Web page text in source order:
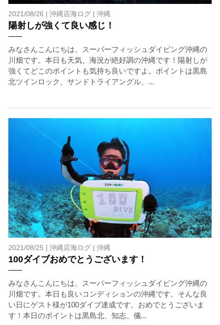
2021/08/26 | 沖縄店海ログ| 沖縄
陽射しが強くて良い感じ！
みなさんこんにちは、スーパーフィッシュダイビング沖縄の
川畑です。本日も天気、海況が絶好調の沖縄です！陽射しが
強くてどこのポイントも気持ち良いですよ。ポイントは黒島
北ツインロック、サンドトライアングル、...
2021/08/25 | 沖縄店海ログ| 沖縄
100ダイブおめでとうございます！
みなさんこんにちは、スーパーフィッシュダイビング沖縄の
川畑です。本日も良いコンディションの沖縄です。そんな良
い日にゲスト様が100ダイブ達成です。おめでとうございま
す！本日のポイントは黒島北、知志、儀...
5.海況について
沖縄の1月～3月は、季節的に海が穏やかな日は多くあり
ません。そのため、多少の波やうねりがある中でスノー
ケリングを行う場合が多くなります。泳力や体力に自信
のない方、また船酔いしやすい方は、ご自身で事前に十
分な対策をお願いいたします。
6.参加条件
ツアー中に、スノーケリングやスキンダイビングの技術
た場合には、参加をお断りする場合があります。スキン
ダイビングの経験が浅い方については、条件付きでのご
案内となる場合があります。その際のご返金には応じか
ねますので、あらかじめご了承ください。これまでの経
験については当日ご申告いただきますので、ご不安のあ
る方は事前にご相談ください。
7.器材やスーツのレンタル
ホエールスイム参加時に使用する器材やスーツのレンタ
ルをご希望の方は、事前にお申し出ください。
承諾しました。
危険の告知
ホエールスイムは、通常のスノーケリングやスキンダイビ
ングに伴う危険に加え、予測不能なクジラの行動や、クジ
ラとの接触によってトラブルが発生する可能性がありま
す。さらに、流れのある海上で、船上からエントリーやエ
キジットを行う際にもトラブルが生じる可能性がありま